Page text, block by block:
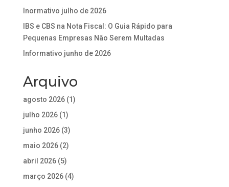
Inormativo julho de 2026
IBS e CBS na Nota Fiscal: O Guia Rápido para
Pequenas Empresas Não Serem Multadas
Informativo junho de 2026
Arquivo
agosto 2026(1)
julho 2026(1)
junho 2026(3)
maio 2026(2)
abril 2026(5)
março 2026(4)